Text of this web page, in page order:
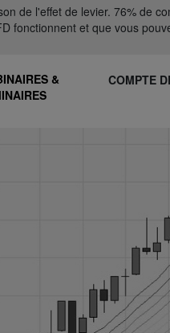
de l'effet de levier. 76% de
fonctionnent et que vous
&
COMPTE